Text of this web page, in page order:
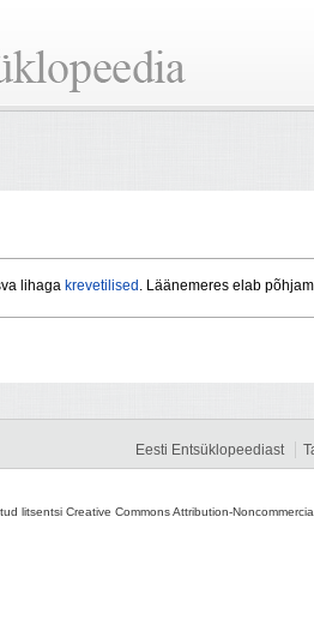
lihaga krevetilised . Läänemeres elab
Eesti Entsüklopeediast
litsentsi Creative Commons Attribution-